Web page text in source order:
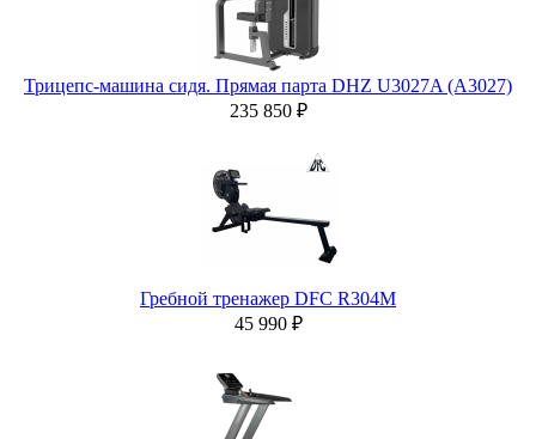
Трицепс-машина сидя. Прямая парта DHZ U3027A (A3027)
235 850 ₽
Гребной тренажер DFC R304M
45 990 ₽